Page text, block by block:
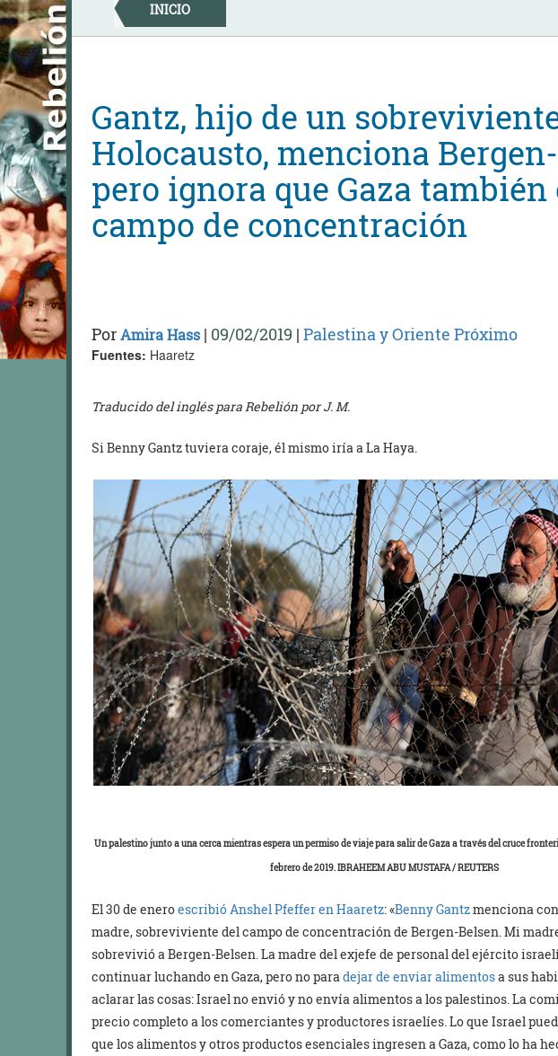
Skip
to
content
INICIO
Gantz, hijo de un
Holocausto, menciona
pero ignora que Gaza también
campo de concentración
PorAmira Hass | 09/02/2019 | Palestina y Oriente Próximo
Fuentes: Haaretz
Traducido del inglés para Rebelión por J. M.
Si Benny Gantz tuviera coraje, él mismo iría a La Haya.
Un palestino junto a una cerca mientras espera un permiso de viaje para salir de Gaza a través del cruce
febrero de 2019. IBRAHEEM ABU MUSTAFA / REUTERS
El 30 de eneroescribió Anshel Pfeffer en Haaretz: «Benny Gantzmenciona
madre, sobreviviente del campo de concentración de Bergen-Belsen. Mi
sobrevivió a Bergen-Belsen. La madre del exjefe de personal del ejército
continuar luchando en Gaza, pero no paradejar de enviar alimentosa sus
aclarar las cosas: Israel no envió y no envía alimentos a los palestinos. La
precio completo a los comerciantes y productores israelíes. Lo que Israel
que los alimentos y otros productos esenciales ingresen a Gaza, como lo ha